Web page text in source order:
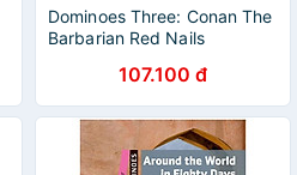
Dominoes Three: Conan The
Barbarian Red Nails
107.100 đ